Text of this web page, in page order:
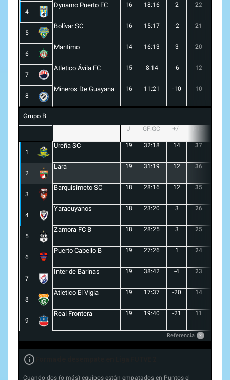
4
Dynamo Puerto FC 16 18:16 2 22
5
Bolívar SC 16 15:17 -2 21
6
Maritimo 14 16:13 3 20
7
Atletico Ávila FC 15 8:14 -6 12
8
Mineros De Guayana 16 11:21 -10 10
Grupo B
J GF:GC +/-
1
Ureña SC 19 32:18 14 37
2
Lara 19 31:19 12 36
3
Barquisimeto SC 18 28:16 12 35
4
Yaracuyanos 18 23:20 3 26
5
Zamora FC B 18 28:25 3 25
6
Puerto Cabello B 19 27:26 1 24
7
Inter de Barinas 19 38:42 -4 23
8
Atletico El Vigia 19 17:37 -20 14
9
Real Frontera 19 19:40 -21 11
Referencia ?
Cuando dos (o más) equipos están empatados en Puntos el